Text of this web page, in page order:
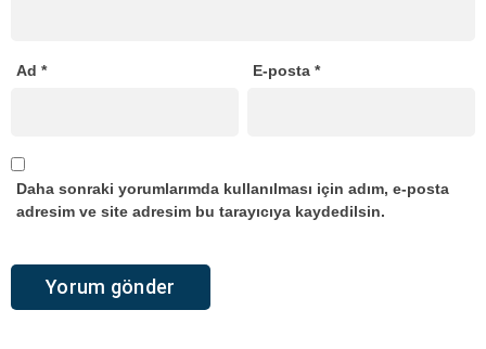
Ad * E-posta*
Daha sonraki yorumlarımda kullanılması için adım, e-posta
adresim ve site adresim bu tarayıcıya kaydedilsin.